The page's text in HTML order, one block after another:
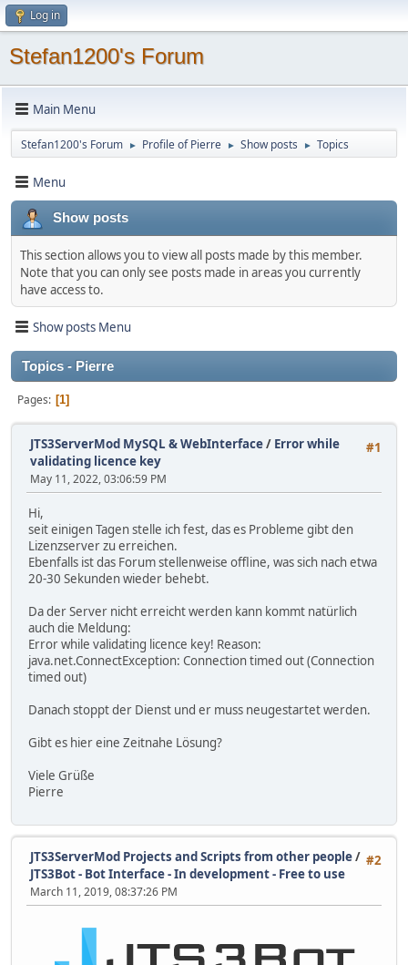
Log in
Stefan1200's Forum
Main Menu
Stefan1200's Forum ► Profile of Pierre ► Show posts ► Topics
Menu
Show posts
This section allows you to view all posts made by this member.
Note that you can only see posts made in areas you currently
have access to.
Show posts Menu
Topics - Pierre
Pages 1
#1
JTS3ServerMod MySQL & WebInterface/ Error while
validating licence key
May 11, 2022, 03:06:59 PM
Hi,
seit einigen Tagen stelle ich fest, das es Probleme gibt den
Lizenzserver zu erreichen.
Ebenfalls ist das Forum stellenweise offline, was sich nach etwa
20-30 Sekunden wieder behebt.
Da der Server nicht erreicht werden kann kommt natürlich
auch die Meldung:
Error while validating licence key! Reason:
java.net.ConnectException: Connection timed out (Connection
timed out)
Danach stoppt der Dienst und er muss neugestartet werden.
Gibt es hier eine Zeitnahe Lösung?
Viele Grüße
Pierre
#2
JTS3ServerMod Projects and Scripts from other people/
JTS3Bot - Bot Interface - In development - Free to use
March 11, 2019, 08:37:26 PM